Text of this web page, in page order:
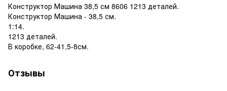
Конструктор Машина 38,5 см 8606 1213 деталей.
Конструктор Машина - 38,5 см.
1:14.
1213 деталей.
В коробке, 62-41,5-8см.
Отзывы